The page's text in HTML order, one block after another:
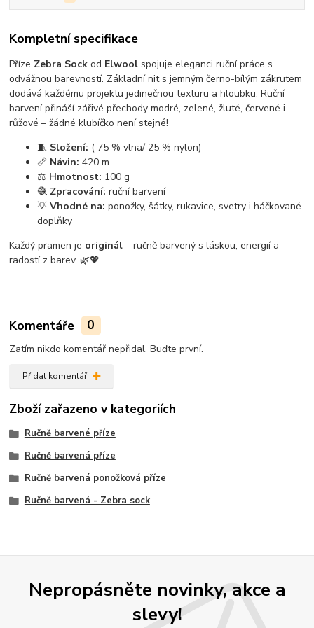
Kompletní specifikace
Příze Zebra Sock od Elwool spojuje eleganci ruční práce s
odvážnou barevností. Základní nit s jemným černo-bílým zákrutem
dodává každému projektu jedinečnou texturu a hloubku. Ruční
barvení přináší zářivé přechody modré, zelené, žluté, červené i
růžové – žádné klubíčko není stejné!
🧵 Složení: ( 75 % vlna/ 25 % nylon)
📏 Návin: 420 m
⚖️ Hmotnost: 100 g
🧶 Zpracování: ruční barvení
💡Vhodné na: ponožky, šátky, rukavice, svetry i háčkované
doplňky
Každý pramen je originál – ručně barvený s láskou, energií a
radostí z barev. 🌿💖
Komentáře 0
Zatím nikdo komentář nepřidal. Buďte první.
Přidat komentář
Zboží zařazeno v kategoriích
Ručně barvené příze
Ručně barvená příze
Ručně barvená ponožková příze
Ručně barvená - Zebra sock
Nepropásněte novinky, akce a
slevy!